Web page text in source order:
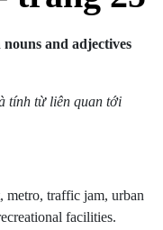
and adjectives
tính từ liên quan tới
metro, traffic jam, urban
facilities.